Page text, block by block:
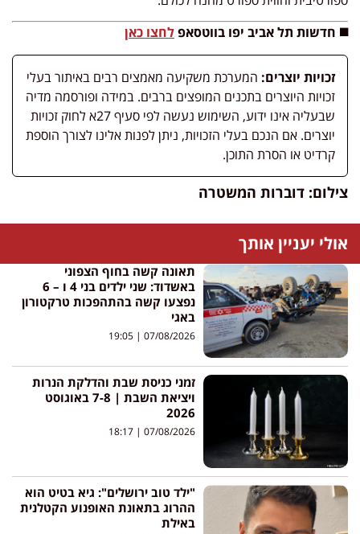
◼️ חדשות תל אביב יפו בווטסאפלחצו כאן
זכויות יוצרים: המערכת משקיעה מאמצים רבים באיתור בעלי
זכויות היוצרים בתכנים המופצים ברבים. במידה ופורסמה מדיה
שבעליה אינו ידוע, השימוש נעשה לפי סעיף 27א לחוק זכויות
יוצרים. אם הנכם בעלי הזכויות, ניתן לפנות אלינו לצורך הוספת
קרדיט או הסרת התוכן.
צילום: דוברות המשטרה
אולי יעניין אותך
תאונה קשה בחוף הצפוני
באשדוד: שני ילדים בני 4 ו – 6
נפצעו קשה בהתהפכות טרקטורון
באגי
07/08/2026
זמני כניסת שבת והדלקת הנרות
ויציאת השבת | 7-8 באוגוסט
2026
07/08/2026
"ילד טוב ירושלים": גיא בטיט הוא
ההרוג בתאונת האופנוע הקטלנית
באילת